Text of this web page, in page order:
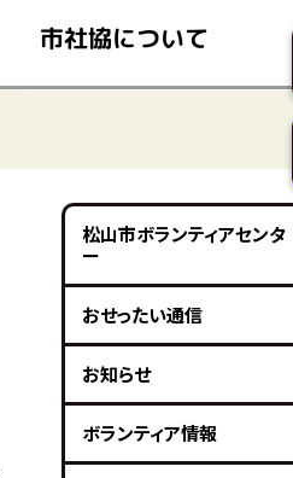
市社協について
松山市ボランティアセンタ
ー
おせったい通信
お知らせ
ボランティア情報